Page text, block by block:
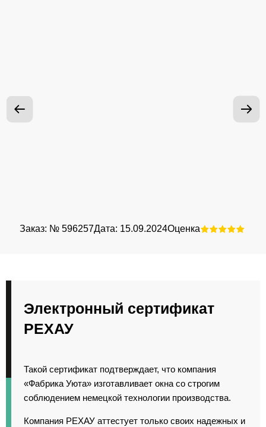
Заказ: № 596257Дата: 15.09.2024Оценка
Электронный сертификат
РЕХАУ
Такой сертификат подтверждает, что компания
«Фабрика Уюта» изготавливает окна со строгим
соблюдением немецкой технологии производства.
Компания РЕХАУ аттестует только своих надежных и